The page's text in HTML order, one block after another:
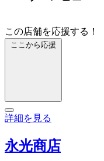
この店舗を応援する！
ここから応援
詳細を見る
永光商店